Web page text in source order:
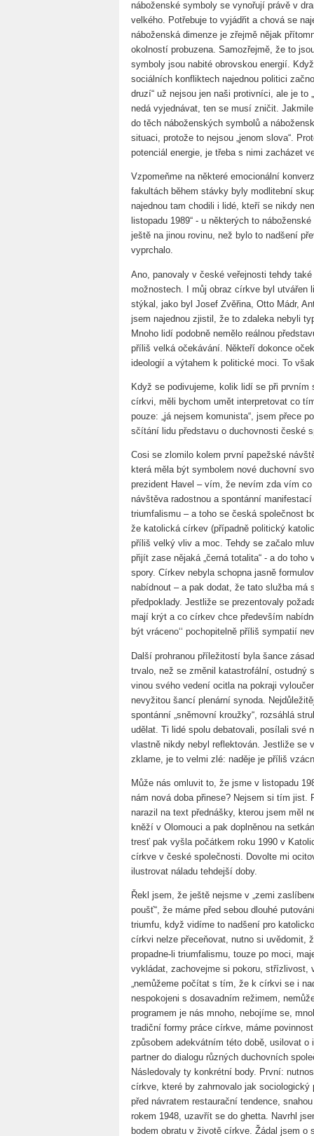
náboženské symboly se vynořují právě v
velkého. Potřebuje to vyjádřit a chová se
náboženská dimenze je zřejmě nějak
okolností probuzena. Samozřejmě, že to
symboly jsou nabité obrovskou energií.
sociálních konfliktech najednou politici
druzí“ už nejsou jen naši protivníci, ale je to
nedá vyjednávat, ten se musí zničit.
do těch náboženských symbolů a
situaci, protože to nejsou „jenom slova“.
potenciál energie, je třeba s nimi zacházet
Vzpomeňme na některé emocionální
fakultách během stávky byly modlitební
najednou tam chodili i lidé, kteří se nikdy
listopadu 1989“ - u některých to
ještě na jinou rovinu, než bylo to nadšení
vyprchalo.
Ano, panovaly v české veřejnosti tehdy
možnostech. I můj obraz církve byl utvářen
stýkal, jako byl Josef Zvěřina, Otto Mádr,
jsem najednou zjistil, že to zdaleka nebyli
Mnoho lidí podobně nemělo reálnou
příliš velká očekávání. Někteří dokonce
ideologií a výtahem k politické moci. To
Když se podivujeme, kolik lidí se při
církvi, měli bychom umět interpretovat co
pouze: „já nejsem komunista“, jsem přece
sčítání lidu představu o duchovnosti české
Cosi se zlomilo kolem první papežské
která měla být symbolem nové duchovní
prezident Havel – vím, že nevím zda vím
návštěva radostnou a spontánní
triumfalismu – a toho se česká společnost
že katolická církev (případně politický
příliš velký vliv a moc. Tehdy se začalo
přijít zase nějaká „černá totalita“ - a do
spory. Církev nebyla schopna jasně
nabídnout – a pak dodat, že tato služba má
předpoklady. Jestliže se prezentovaly
mají krýt a co církev chce především
být vráceno‘‘ pochopitelně příliš sympatií
Další prohranou příležitostí byla šance
trvalo, než se změnil katastrofální, ostudný
vinou svého vedení ocitla na pokraji
nevyžitou šancí plenární synoda.
spontánní „sněmovní kroužky“, rozsáhlá
udělat. Ti lidé spolu debatovali, posílali své
vlastně nikdy nebyl reflektován. Jestliže se
zklame, je to velmi zlé: naděje je příliš
Může nás omluvit to, že jsme v listopadu
nám nová doba přinese? Nejsem si tím jist.
narazil na text přednášky, kterou jsem měl
kněží v Olomouci a pak doplněnou na
tresť pak vyšla počátkem roku 1990 v
církve v české společnosti. Dovolte mi
ilustrovat náladu tehdejší doby.
Řekl jsem, že ještě nejsme v „zemi
poušť“, že máme před sebou dlouhé
triumfu, když vidíme to nadšení pro
církvi nelze přeceňovat, nutno si uvědomit,
propadne-li triumfalismu, touze po moci,
vykládat, zachovejme si pokoru, střízlivost,
„nemůžeme počítat s tím, že k církvi se i
nespokojeni s dosavadním režimem,
programem je nás mnoho, nebojíme se,
tradiční formy práce církve, máme
způsobem adekvátním této době, usilovat
partner do dialogu různých duchovních
Následovaly ty konkrétní body. První:
církve, které by zahrnovalo jak sociologický
před návratem restaurační tendence,
rokem 1948, uzavřít se do ghetta. Navrhl
bodem obratu v životě církve. Žádal jsem